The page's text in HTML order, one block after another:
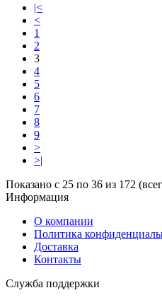
|<
<
1
2
3
4
5
6
7
8
9
>
>|
Показано с 25 по 36 из 172
Информация
О компании
Политика
Доставка
Контакты
Служба поддержки